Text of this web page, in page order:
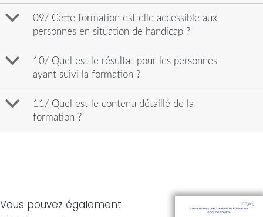
b
09/ Cette formation est elle accessible aux
personnes en situation de handicap ?
b
10/ Quel est le résultat pour les personnes
ayant suivi la formation ?
b
11/ Quel est le contenu détaillé de la
formation ?
Vous pouvez également